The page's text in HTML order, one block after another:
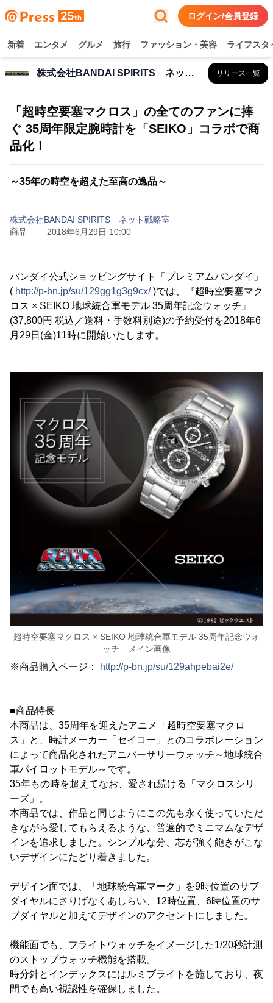
ログイン/会員登録
新着 エンタメ グルメ 旅行 ファッション・美容 ライフスタ
株式会社BANDAI SPIRITS ネット戦略室 リリース一覧
「超時空要塞マクロス」の全てのファンに捧
ぐ 35周年限定腕時計を「SEIKO」コラボで商
品化！
～35年の時空を超えた至高の逸品～
株式会社BANDAI SPIRITS ネット戦略室
商品
2018年6月29日 10:00
バンダイ公式ショッピングサイト「プレミアムバンダイ」
( http://p-bn.jp/su/129gg1g3g9cx/)では、『超時空要塞マク
ロス × SEIKO 地球統合軍モデル 35周年記念ウォッチ』
(37,800円 税込／送料・手数料別途)の予約受付を2018年6
月29日(金)11時に開始いたします。
超時空要塞マクロス × SEIKO 地球統合軍モデル 35周年記念ウォ
ッチ メイン画像
※商品購入ページ： http://p-bn.jp/su/129ahpebai2e/
■商品特長
本商品は、35周年を迎えたアニメ「超時空要塞マクロ
ス」と、時計メーカー「セイコー」とのコラボレーション
によって商品化されたアニバーサリーウォッチ～地球統合
軍パイロットモデル～です。
35年もの時を超えてなお、愛され続ける「マクロスシリ
ーズ」。
本商品では、作品と同じようにこの先も永く使っていただ
きながら愛してもらえるような、普遍的でミニマムなデザ
インを追求しました。シンプルな分、芯が強く飽きがこな
いデザインにたどり着きました。
デザイン面では、「地球統合軍マーク」を9時位置のサブ
ダイヤルにさりげなくあしらい、12時位置、6時位置のサ
ブダイヤルと加えてデザインのアクセントにしました。
機能面でも、フライトウォッチをイメージした1/20秒計測
のストップウォッチ機能を搭載。
時分針とインデックスにはルミブライトを施しており、夜
間でも高い視認性を確保しました。